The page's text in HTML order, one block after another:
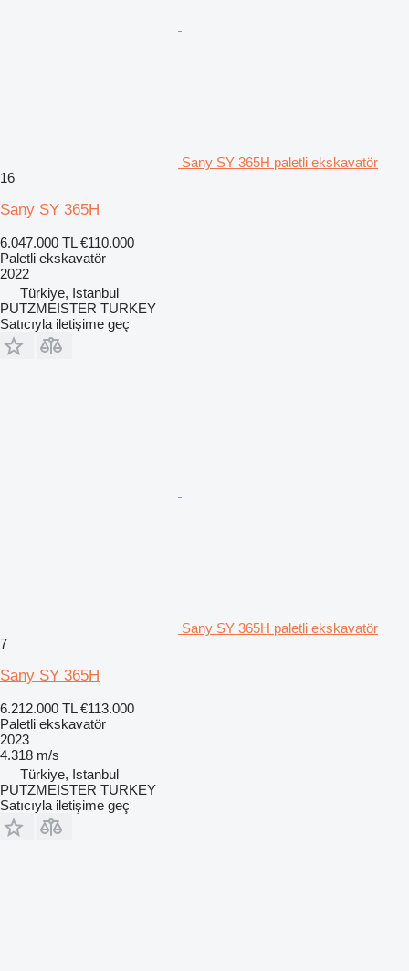
Sany SY 365H paletli ekskavatör
16
Sany SY 365H
6.047.000 TL €110.000
Paletli ekskavatör
2022
Türkiye, Istanbul
PUTZMEISTER TURKEY
Satıcıyla iletişime geç
Sany SY 365H paletli ekskavatör
7
Sany SY 365H
6.212.000 TL €113.000
Paletli ekskavatör
2023
4.318 m/s
Türkiye, Istanbul
PUTZMEISTER TURKEY
Satıcıyla iletişime geç